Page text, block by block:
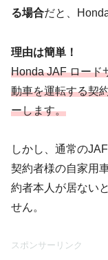
る場合だと、
理由は簡単！
Honda JAF ロード
動車を運転する契
ーします。
しかし、通常の
契約者様の自家用
約者本人が居ない
せん。
スポンサーリンク